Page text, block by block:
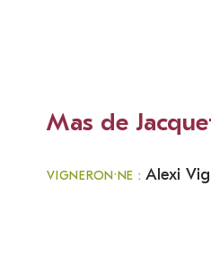
Mas de
VIGNERON·NE :Alexi